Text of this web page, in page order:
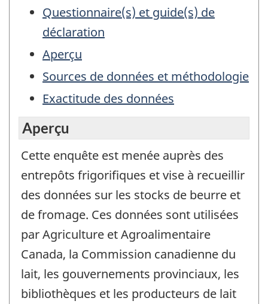
Questionnaire(s) et guide(s) de
déclaration
Aperçu
Sources de données et méthodologie
Exactitude des données
Aperçu
Cette enquête est menée auprès des
entrepôts frigorifiques et vise à recueillir
des données sur les stocks de beurre et
de fromage. Ces données sont utilisées
par Agriculture et Agroalimentaire
Canada, la Commission canadienne du
lait, les gouvernements provinciaux, les
bibliothèques et les producteurs de lait